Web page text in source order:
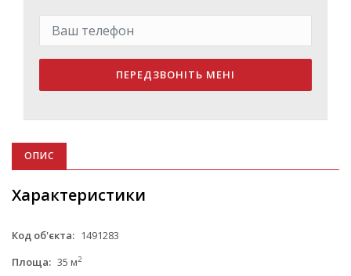
ПЕРЕДЗВОНІТЬ МЕНІ
ОПИС
Характеристики
Код об'єкта: 1491283
Площа: 35 м2